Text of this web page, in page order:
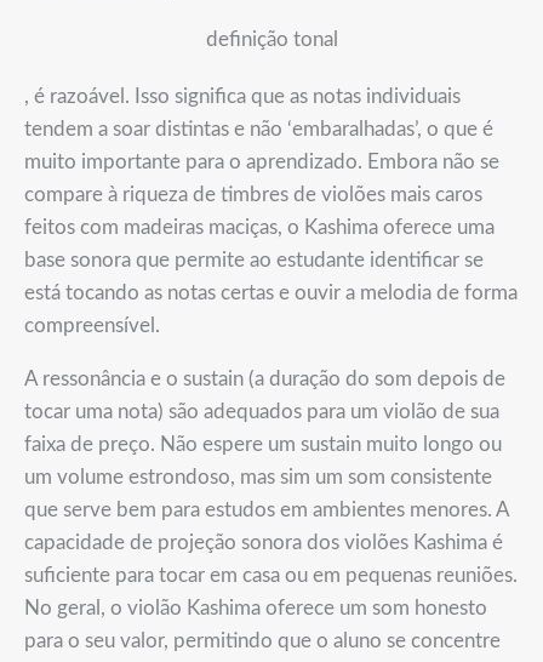
definição tonal
, é razoável. Isso significa que as notas individuais
tendem a soar distintas e não ‘embaralhadas’, o que é
muito importante para o aprendizado. Embora não se
compare à riqueza de timbres de violões mais caros
feitos com madeiras maciças, o Kashima oferece uma
base sonora que permite ao estudante identificar se
está tocando as notas certas e ouvir a melodia de forma
compreensível.
A ressonância e o sustain (a duração do som depois de
tocar uma nota) são adequados para um violão de sua
faixa de preço. Não espere um sustain muito longo ou
um volume estrondoso, mas sim um som consistente
que serve bem para estudos em ambientes menores. A
capacidade de projeção sonora dos violões Kashima é
suficiente para tocar em casa ou em pequenas reuniões.
No geral, o violão Kashima oferece um som honesto
para o seu valor, permitindo que o aluno se concentre